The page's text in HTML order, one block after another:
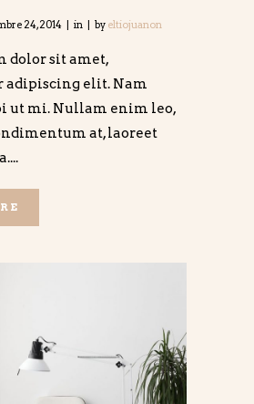
24, 2014 in by eltiojuanon
dolor sit amet,
adipiscing elit. Nam
ut mi. Nullam enim leo,
at, laoreet